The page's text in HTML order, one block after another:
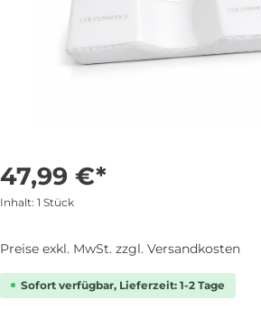
47,99 €*
Inhalt: 1 Stück
Preise exkl. MwSt. zzgl. Versandkosten
Sofort verfügbar, Lieferzeit: 1-2 Tage